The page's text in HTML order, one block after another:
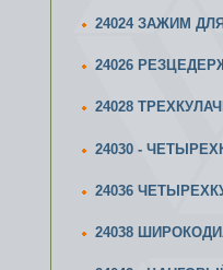
24024 ЗАЖИМ
24026
24028
24030 -
24036
24038